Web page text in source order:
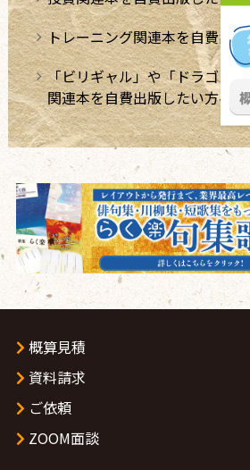
トレーニング関連本を自費出
「ビリギャル」や「ドラゴン桜
関連本を自費出版したい方へ
概算見積
資料請求
ご依頼
ZOOM面談